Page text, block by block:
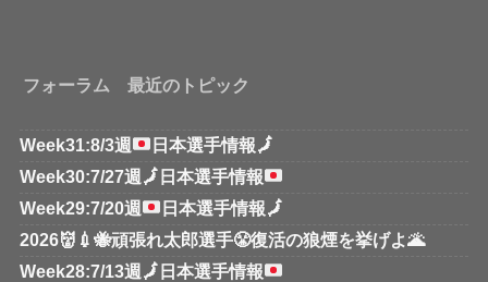
フォーラム 最近のトピック
Week31:8/3週 日本選手情報🗾
Week30:7/27週 🗾 日本選手情報
Week29:7/20週
日本選手情報🗾
2026👹💉🐝頑張れ太郎選手😤復活の狼煙を挙げよ🌋
Week28:7/13週 🗾 日本選手情報